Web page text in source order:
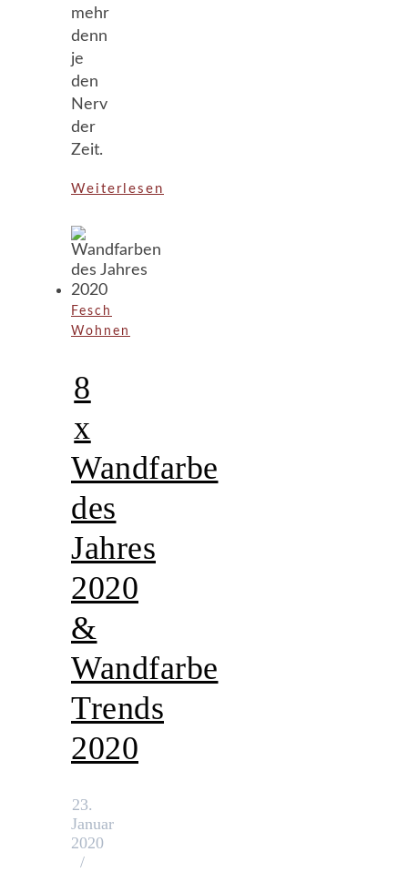
mehr
denn
je
den
Nerv
der
Zeit.
Weiterlesen
Fesch
Wohnen
8
x
Wandfarbe
des
Jahres
2020
&
Wandfarbe
Trends
2020
23.
Januar
2020
/